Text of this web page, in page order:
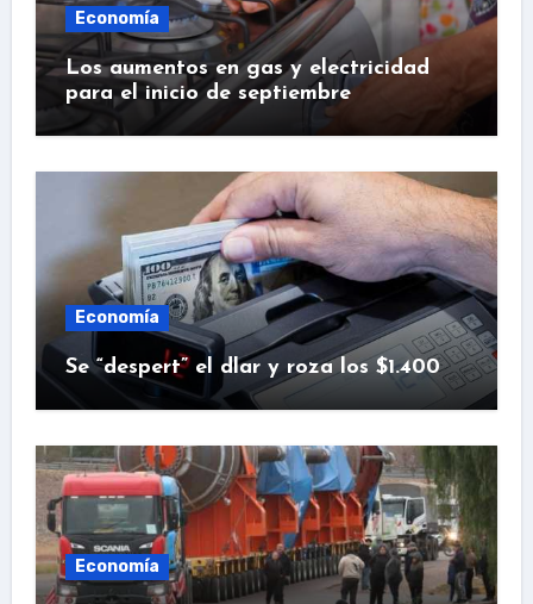
Economía
Los aumentos en gas y electricidad
para el inicio de septiembre
Economía
Se “despert” el dlar y roza los $1.400
Economía